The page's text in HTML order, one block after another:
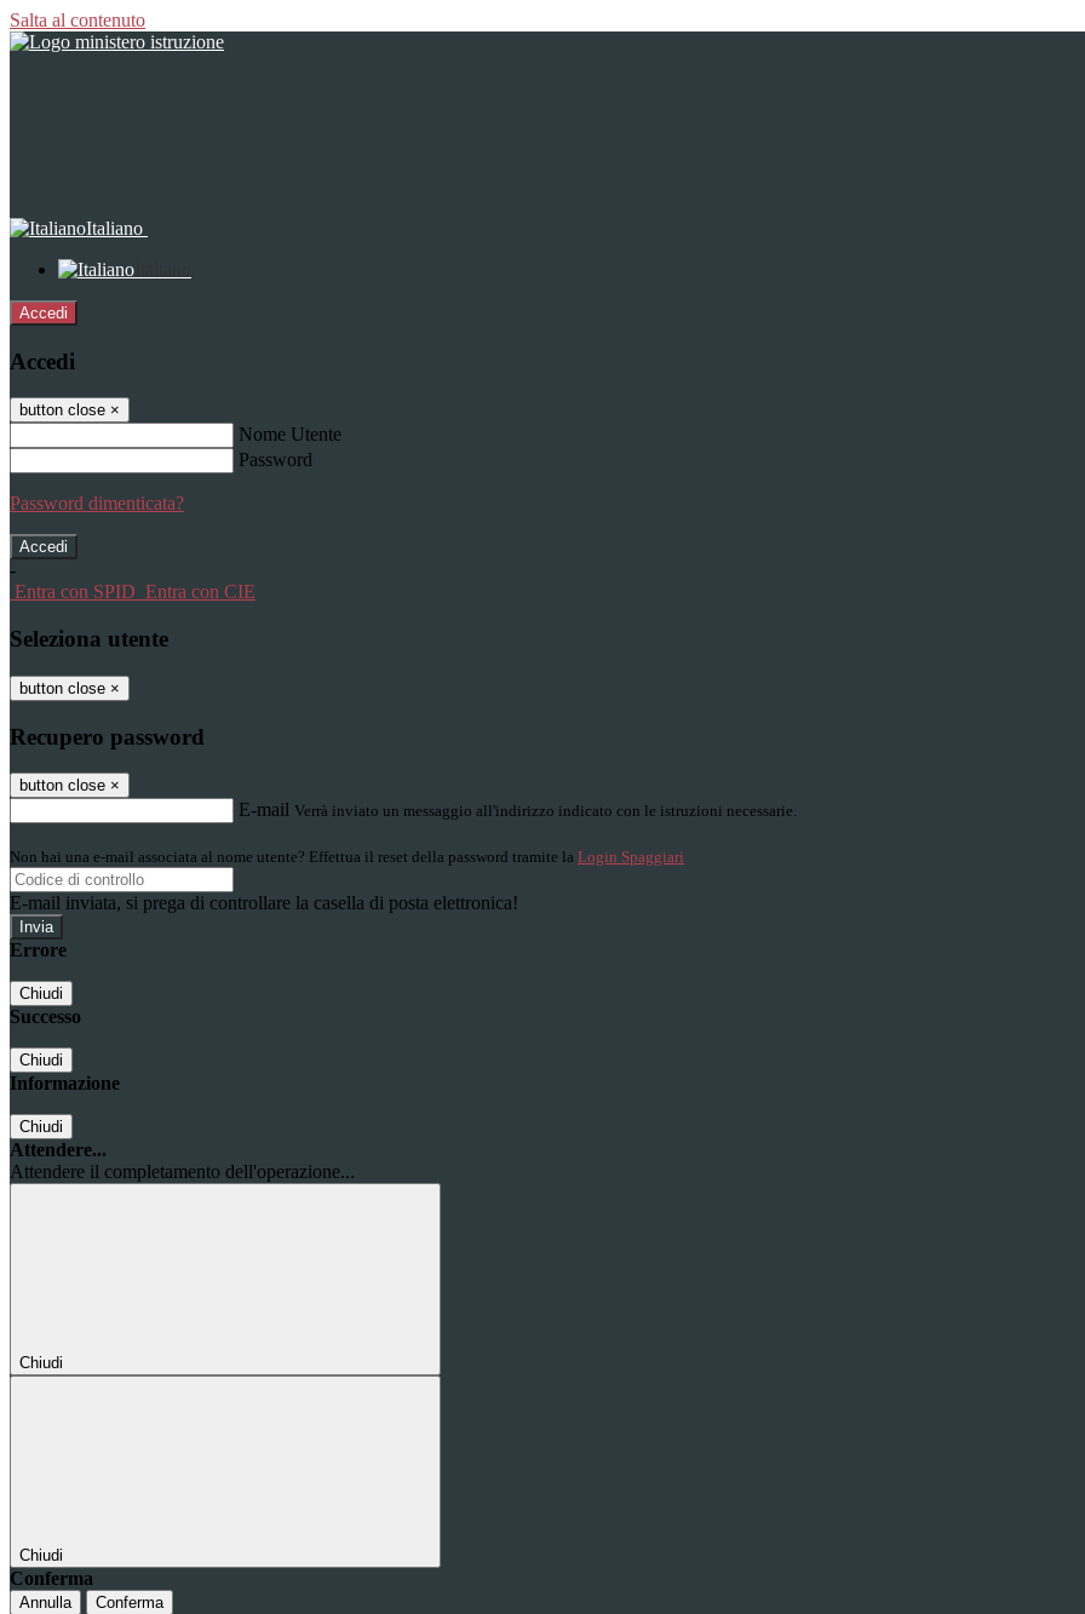
Salta al contenuto
Italiano
Accedi
Accedi
button close ×
Nome Utente
Password
Password dimenticata?
-
Entra con SPID Entra con CIE
Seleziona utente
button close ×
Recupero password
button close ×
E-mail Verrà inviato un messaggio all'indirizzo indicato con le istruzioni necessarie.
Non hai una e-mail associata al nome utente? Effettua il reset della password tramite la Login Spaggiari
E-mail inviata, si prega di controllare la casella di posta elettronica!
Errore
Chiudi
Successo
Chiudi
Informazione
Chiudi
Attendere...
Attendere il completamento dell'operazione...
Chiudi
Chiudi
Conferma
Annulla Conferma